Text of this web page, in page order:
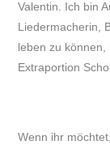
Valentin. Ich bin
Liedermacherin,
leben zu
Extraportion
Wenn ihr